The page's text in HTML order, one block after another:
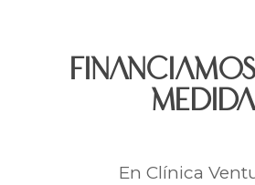
En Clínica